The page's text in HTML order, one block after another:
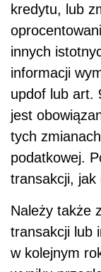
kredytu, lub
innych
informacji
updof lub art.
jest
tych
podatkowej.
transakcji, jak
Należy także
transakcji lub
w kolejnym